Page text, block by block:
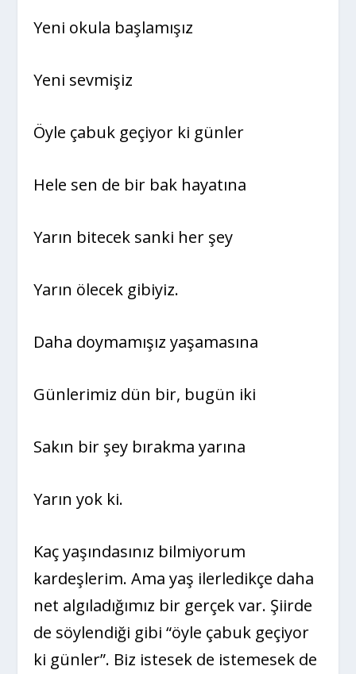
Yeni okula başlamışız
Yeni sevmişiz
Öyle çabuk geçiyor ki günler
Hele sen de bir bak hayatına
Yarın bitecek sanki her şey
Yarın ölecek gibiyiz.
Daha doymamışız yaşamasına
Günlerimiz dün bir, bugün iki
Sakın bir şey bırakma yarına
Yarın yok ki.
Kaç yaşındasınız bilmiyorum
kardeşlerim. Ama yaş ilerledikçe daha
net algıladığımız bir gerçek var. Şiirde
de söylendiği gibi “öyle çabuk geçiyor
ki günler”. Biz istesek de istemesek de